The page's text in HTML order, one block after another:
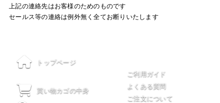
上記の連絡先はお客様のためのものです
セールス等の連絡は例外無く全てお断りいたします
トップページ
買い物カゴの中身
ご利用ガイド
よくある質問
ご注文について